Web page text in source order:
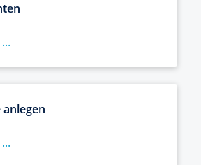
anlegen